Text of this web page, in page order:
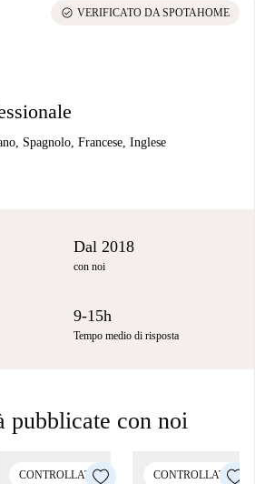
Spagnolo, Francese, Inglese
check_circle VERIFICATO DA SPOTAHOME
Dal 2018
con noi
9-15h
Tempo medio di risposta
pubblicate con noi
CONTROLLATO CONTROLLATO